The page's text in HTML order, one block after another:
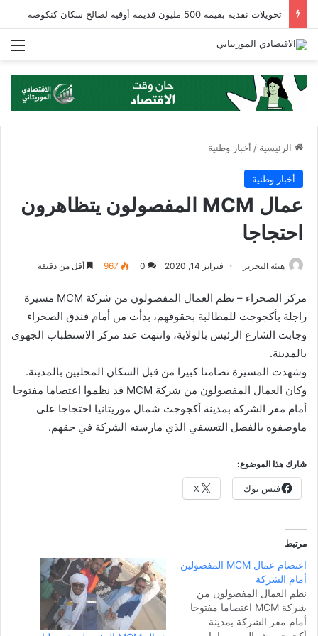
تحويلات نقدية بقيمة 500 مليون قديمة أوقية لصالح سكان كنكوصة
الرئيسية / أخبار وطنية
أخبار وطنية
عمال MCM المفصولون يتظاهرون
احتجاجا
هيئة التحرير فبراير 14, 2020 0
967 أقل من دقيقة
مركز الصحراء – نظم العمال المفصولون من شركة MCM مسيرة
راجلة بأكجوجت للمطالبة بحقوقهم، بدأت من أمام فندق الصحراء
وجابت الشارع الرئيس بالولاية، وانتهت عند مركز الاستطباب الجهوي
بالمدينة.
وشهدت المسيرة تضامنا كبيرا من قبل السكان المحليين بالمدينة.
وكان العمال المفصولون من شركة MCM قد نظموا اعتصاما مفتوحا
أمام مقر الشركة بمدينة أكجوجت شمال موريتانيا احتجاجا على
ماوصفوه بالفصل التعسفي الذي مارسته الشركة في حقهم.
شارك هذا الموضوع:
فيس بوك X
مرتبط
اعتصام عمال MCM المفصولين
أمام الشركة
نظم العمال المفصولون من
شركة MCM اعتصاما مفتوحا
أمام مقر الشركة بمدينة